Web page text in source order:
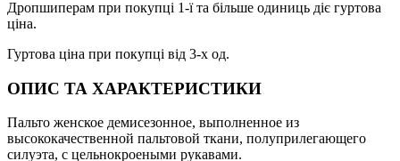
Дропшиперам при покупці 1-ї та більше одиниць діє гуртова
ціна.
Гуртова ціна при покупці від 3-х од.
ОПИС ТА ХАРАКТЕРИСТИКИ
Пальто женское демисезонное, выполненное из
высококачественной пальтовой ткани, полуприлегающего
силуэта, с цельнокроеными рукавами.